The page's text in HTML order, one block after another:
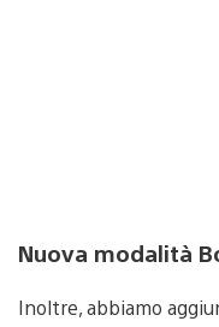
Nuova modalità
Inoltre, abbiamo